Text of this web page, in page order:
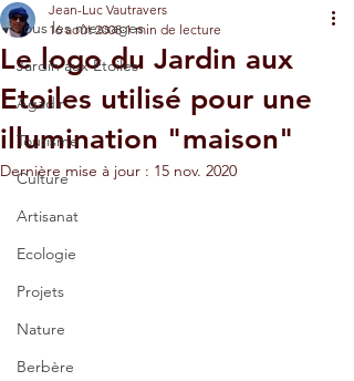
Tous les messages
Jardin aux Etoiles
Agadir
Tourisme
Culture
Artisanat
Ecologie
Projets
Nature
Berbère
Le logo du Jardin aux
Etoiles utilisé pour une
illumination "maison"
Jean-Luc Vautravers
16 août 2008 1 min de lecture
Dernière mise à jour : 15 nov. 2020